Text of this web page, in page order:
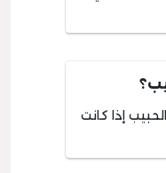
إذا كانت